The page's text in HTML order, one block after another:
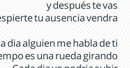
y después te vas
tu ausencia vendra
dia alguien me habla de ti
es una rueda girando